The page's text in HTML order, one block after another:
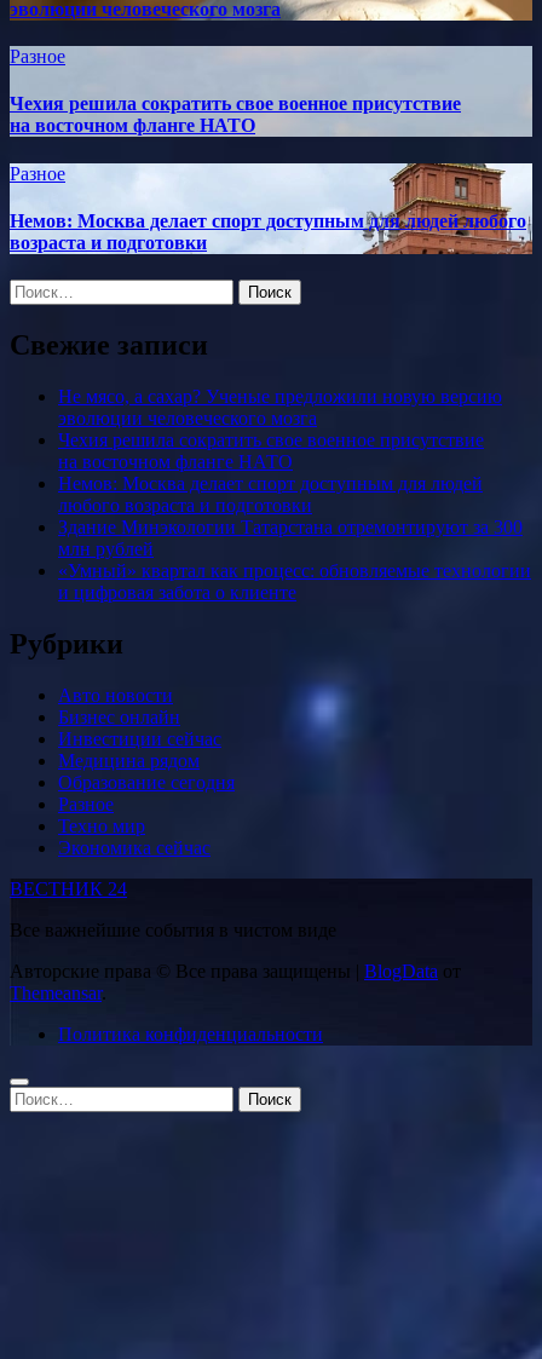
эволюции человеческого мозга
Разное
Чехия решила сократить свое военное присутствие
на восточном фланге НАТО
Разное
Немов: Москва делает спорт доступным для людей любого
возраста и подготовки
Найти:
Свежие записи
Не мясо, а сахар? Ученые предложили новую версию
эволюции человеческого мозга
Чехия решила сократить свое военное присутствие
на восточном фланге НАТО
Немов: Москва делает спорт доступным для людей
любого возраста и подготовки
Здание Минэкологии Татарстана отремонтируют за 300
млн рублей
«Умный» квартал как процесс: обновляемые технологии
и цифровая забота о клиенте
Рубрики
Авто новости
Бизнес онлайн
Инвестиции сейчас
Медицина рядом
Образование сегодня
Разное
Техно мир
Экономика сейчас
ВЕСТНИК 24
Все важнейшие события в чистом виде
Авторские права © Все права защищены | BlogData от
Themeansar.
Политика конфиденциальности
Найти: